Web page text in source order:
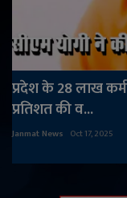
प्रदेश के 28 लाख
प्रतिशत की व...
Janmat News Oct 17, 2025